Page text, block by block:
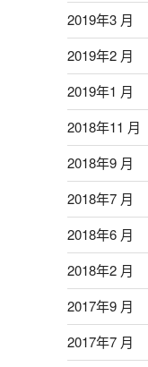
2019年3 月
2019年2 月
2019年1 月
2018年11 月
2018年9 月
2018年7 月
2018年6 月
2018年2 月
2017年9 月
2017年7 月